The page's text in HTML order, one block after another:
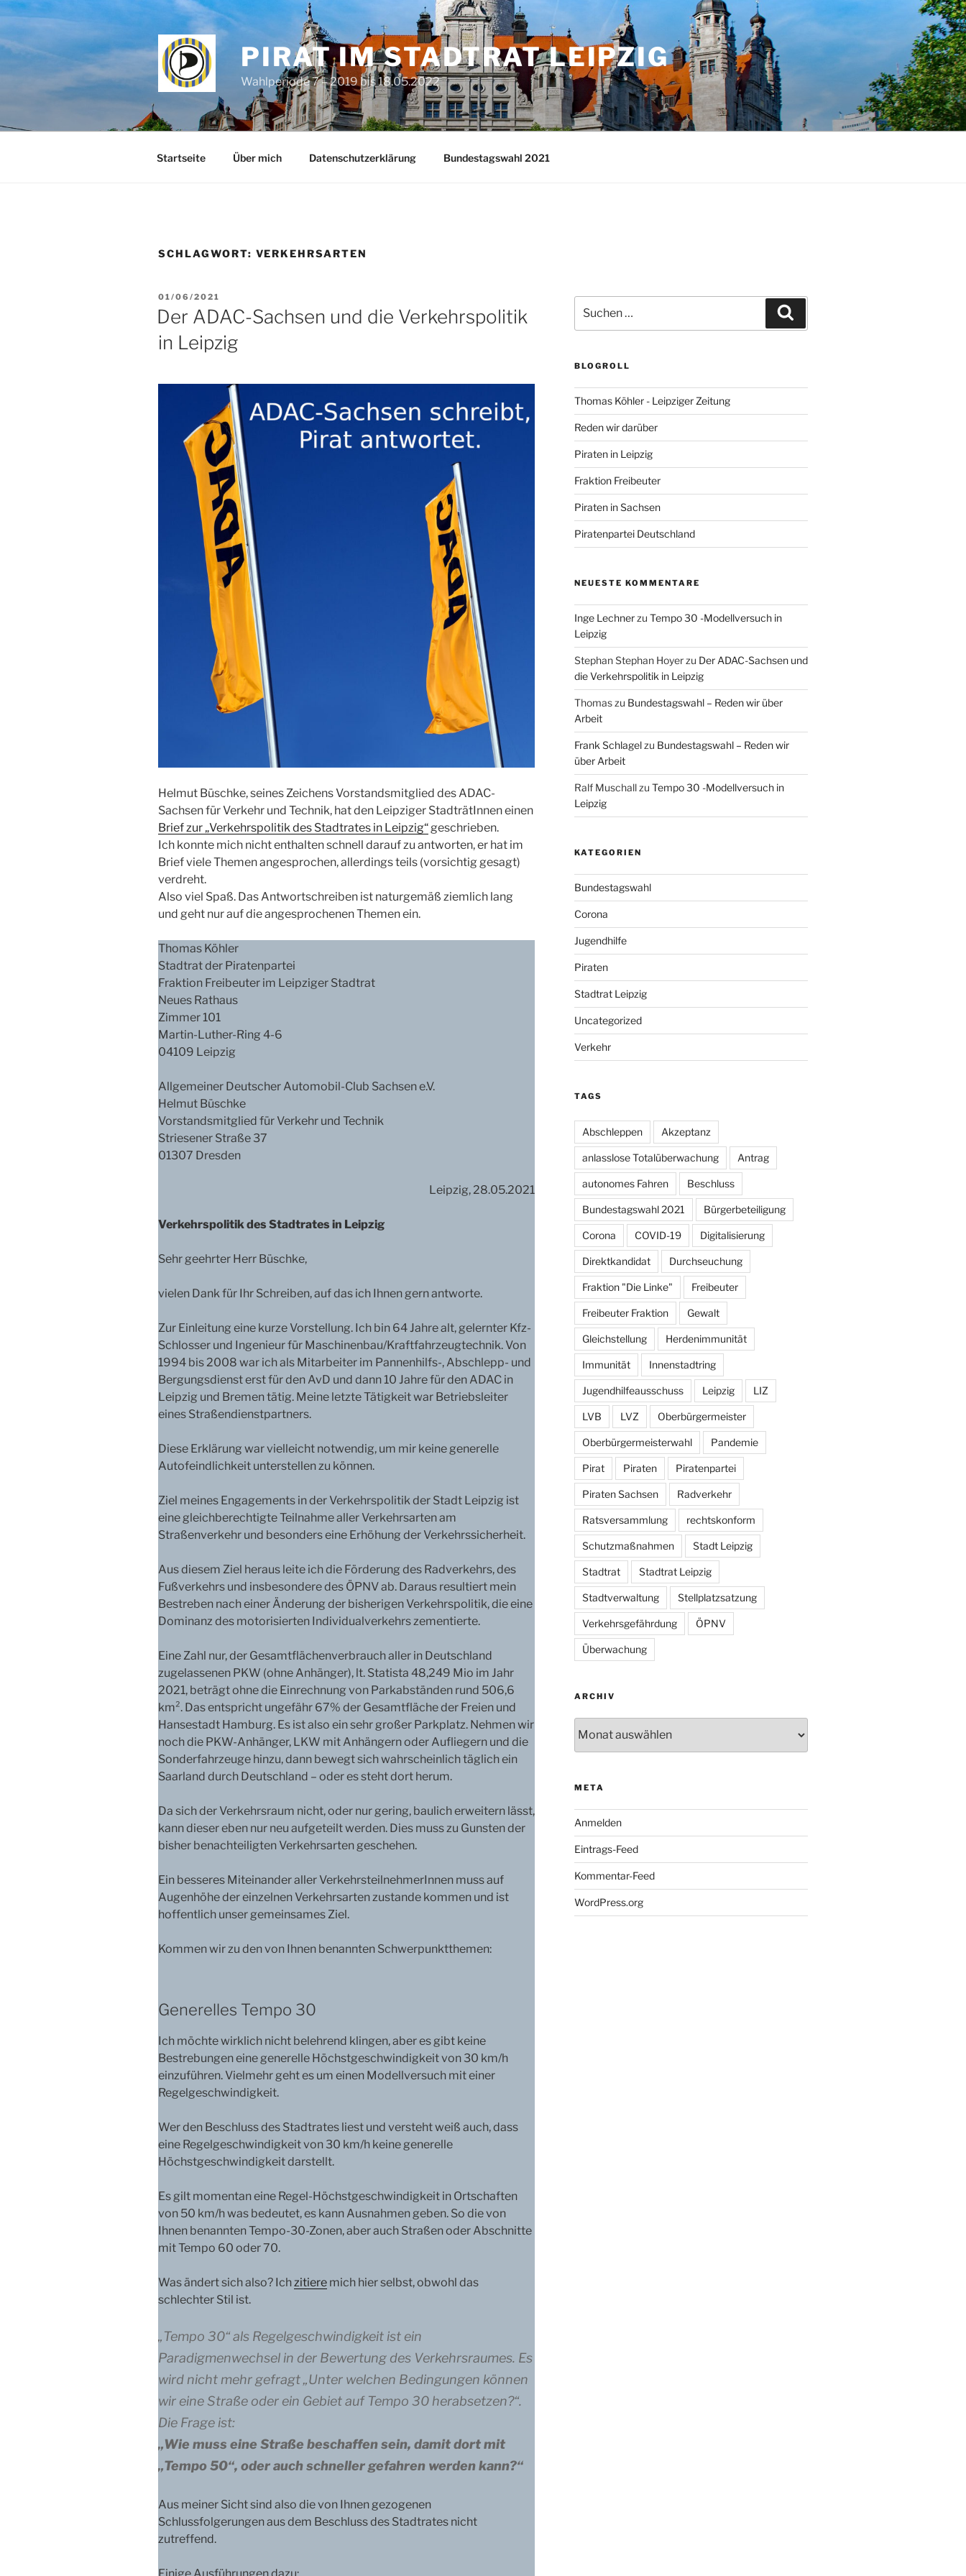
Zum
springen
PIRAT IM STADTRAT LEIPZIG
Wahlperiode 7 – 2019 bis 18.05.2022
Startseite Über mich Datenschutzerklärung Bundestagswahl 2021
SCHLAGWORT: VERKEHRSARTEN
VERÖFFENTLICHT
AM
01/06/2021
Der ADAC-Sachsen und die Verkehrspolitik
in Leipzig
Helmut Büschke, seines Zeichens Vorstandsmitglied des ADAC-
Sachsen für Verkehr und Technik, hat den Leipziger StadträtInnen einen
Brief zur „Verkehrspolitik des Stadtrates in Leipzig“geschrieben.
Ich konnte mich nicht enthalten schnell darauf zu antworten, er hat im
Brief viele Themen angesprochen, allerdings teils (vorsichtig gesagt)
verdreht.
Also viel Spaß. Das Antwortschreiben ist naturgemäß ziemlich lang
und geht nur auf die angesprochenen Themen ein.
Thomas Köhler
Stadtrat der Piratenpartei
Fraktion Freibeuter im Leipziger Stadtrat
Neues Rathaus
Zimmer 101
Martin-Luther-Ring 4-6
04109 Leipzig
Allgemeiner Deutscher Automobil-Club Sachsen e.V.
Helmut Büschke
Vorstandsmitglied für Verkehr und Technik
Striesener Straße 37
01307 Dresden
Leipzig, 28.05.2021
Verkehrspolitik des Stadtrates in Leipzig
Sehr geehrter Herr Büschke,
vielen Dank für Ihr Schreiben, auf das ich Ihnen gern antworte.
Zur Einleitung eine kurze Vorstellung. Ich bin 64 Jahre alt, gelernter Kfz-
Schlosser und Ingenieur für Maschinenbau/Kraftfahrzeugtechnik. Von
1994 bis 2008 war ich als Mitarbeiter im Pannenhilfs-, Abschlepp- und
Bergungsdienst erst für den AvD und dann 10 Jahre für den ADAC in
Leipzig und Bremen tätig. Meine letzte Tätigkeit war Betriebsleiter
eines Straßendienstpartners.
Diese Erklärung war vielleicht notwendig, um mir keine generelle
Autofeindlichkeit unterstellen zu können.
Ziel meines Engagements in der Verkehrspolitik der Stadt Leipzig ist
eine gleichberechtigte Teilnahme aller Verkehrsarten am
Straßenverkehr und besonders eine Erhöhung der Verkehrssicherheit.
Aus diesem Ziel heraus leite ich die Förderung des Radverkehrs, des
Fußverkehrs und insbesondere des ÖPNV ab. Daraus resultiert mein
Bestreben nach einer Änderung der bisherigen Verkehrspolitik, die eine
Dominanz des motorisierten Individualverkehrs zementierte.
Eine Zahl nur, der Gesamtflächenverbrauch aller in Deutschland
zugelassenen PKW (ohne Anhänger), lt. Statista 48,249 Mio im Jahr
2021, beträgt ohne die Einrechnung von Parkabständen rund 506,6
km². Das entspricht ungefähr 67% der Gesamtfläche der Freien und
Hansestadt Hamburg. Es ist also ein sehr großer Parkplatz. Nehmen wir
noch die PKW-Anhänger, LKW mit Anhängern oder Aufliegern und die
Sonderfahrzeuge hinzu, dann bewegt sich wahrscheinlich täglich ein
Saarland durch Deutschland – oder es steht dort herum.
Da sich der Verkehrsraum nicht, oder nur gering, baulich erweitern lässt,
kann dieser eben nur neu aufgeteilt werden. Dies muss zu Gunsten der
bisher benachteiligten Verkehrsarten geschehen.
Ein besseres Miteinander aller VerkehrsteilnehmerInnen muss auf
Augenhöhe der einzelnen Verkehrsarten zustande kommen und ist
hoffentlich unser gemeinsames Ziel.
Kommen wir zu den von Ihnen benannten Schwerpunktthemen:
Generelles Tempo 30
Ich möchte wirklich nicht belehrend klingen, aber es gibt keine
Bestrebungen eine generelle Höchstgeschwindigkeit von 30 km/h
einzuführen. Vielmehr geht es um einen Modellversuch mit einer
Regelgeschwindigkeit.
Wer den Beschluss des Stadtrates liest und versteht weiß auch, dass
eine Regelgeschwindigkeit von 30 km/h keine generelle
Höchstgeschwindigkeit darstellt.
Es gilt momentan eine Regel-Höchstgeschwindigkeit in Ortschaften
von 50 km/h was bedeutet, es kann Ausnahmen geben. So die von
Ihnen benannten Tempo-30-Zonen, aber auch Straßen oder Abschnitte
mit Tempo 60 oder 70.
Was ändert sich also? Ich zitiere mich hier selbst, obwohl das
schlechter Stil ist.
„Tempo 30“ als Regelgeschwindigkeit ist ein
Paradigmenwechsel in der Bewertung des Verkehrsraumes. Es
wird nicht mehr gefragt „Unter welchen Bedingungen können
wir eine Straße oder ein Gebiet auf Tempo 30 herabsetzen?“.
Die Frage ist:
„Wie muss eine Straße beschaffen sein, damit dort mit
„Tempo 50“, oder auch schneller gefahren werden kann?“
Aus meiner Sicht sind also die von Ihnen gezogenen
Schlussfolgerungen aus dem Beschluss des Stadtrates nicht
zutreffend.
nach:
BLOGROLL
Thomas Köhler - Leipziger Zeitung
Reden wir darüber
Piraten in Leipzig
Fraktion Freibeuter
Piraten in Sachsen
Piratenpartei Deutschland
NEUESTE KOMMENTARE
Inge Lechnerzu Tempo 30 -Modellversuch in
Leipzig
Stephan Stephan Hoyerzu Der ADAC-Sachsen und
die Verkehrspolitik in Leipzig
Thomaszu Bundestagswahl – Reden wir über
Arbeit
Frank Schlagelzu Bundestagswahl – Reden wir
über Arbeit
Ralf Muschallzu Tempo 30 -Modellversuch in
Leipzig
KATEGORIEN
Bundestagswahl
Corona
Jugendhilfe
Piraten
Stadtrat Leipzig
Uncategorized
Verkehr
TAGS
Abschleppen Akzeptanz
anlasslose Totalüberwachung Antrag
autonomes Fahren Beschluss
Bundestagswahl 2021 Bürgerbeteiligung
Corona COVID-19 Digitalisierung
Direktkandidat Durchseuchung
Fraktion "Die Linke" Freibeuter
Freibeuter Fraktion Gewalt
Gleichstellung Herdenimmunität
Immunität Innenstadtring
Jugendhilfeausschuss Leipzig LIZ
LVB LVZ Oberbürgermeister
Oberbürgermeisterwahl Pandemie
Pirat Piraten Piratenpartei
Piraten Sachsen Radverkehr
Ratsversammlung rechtskonform
Schutzmaßnahmen Stadt Leipzig
Stadtrat Stadtrat Leipzig
Stadtverwaltung Stellplatzsatzung
Verkehrsgefährdung ÖPNV
Überwachung
ARCHIV
META
Anmelden
Eintrags-Feed
Kommentar-Feed
WordPress.org